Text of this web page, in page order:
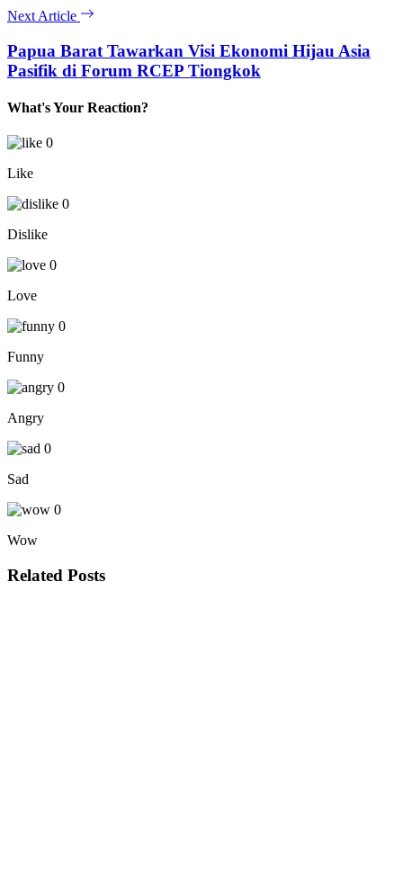
Next Article
Papua Barat Tawarkan Visi Ekonomi Hijau Asia
Pasifik di Forum RCEP Tiongkok
What's Your Reaction?
0
Like
0
Dislike
0
Love
0
Funny
0
Angry
0
Sad
0
Wow
Related Posts